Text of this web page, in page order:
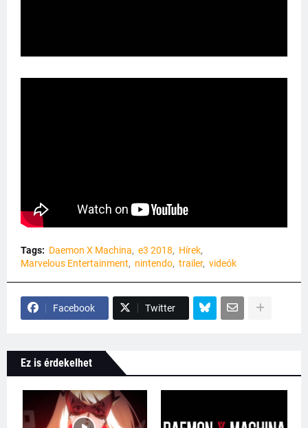
Tags: Daemon X Machina e3 2018
Hírek
Marvelous Entertainment
nintendo trailer videók
Facebook Twitter
Ez is érdekelhet